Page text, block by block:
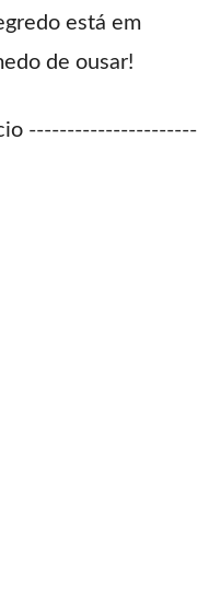
está em
de ousar!
----------------------